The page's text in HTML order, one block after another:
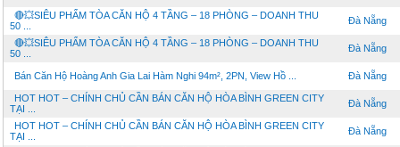
🔴💥SIÊU PHẨM TÒA CĂN HỘ 4 TẦNG – 18 PHÒNG – DOANH THU
50 ...
Đà Nẵng
🔴💥SIÊU PHẨM TÒA CĂN HỘ 4 TẦNG – 18 PHÒNG – DOANH THU
50 ...
Đà Nẵng
Bán Căn Hộ Hoàng Anh Gia Lai Hàm Nghi 94m², 2PN, View Hồ ... Đà Nẵng
HOT HOT – CHÍNH CHỦ CẦN BÁN CĂN HỘ HÒA BÌNH GREEN CITY
TẠI ...
Đà Nẵng
HOT HOT – CHÍNH CHỦ CẦN BÁN CĂN HỘ HÒA BÌNH GREEN CITY
TẠI ...
Đà Nẵng